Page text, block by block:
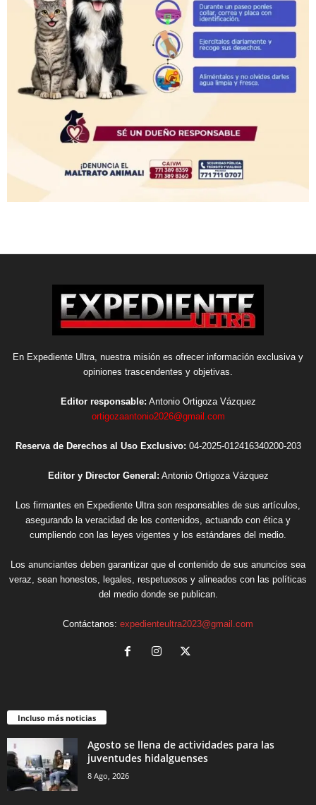
En Expediente Ultra, nuestra misión es ofrecer información exclusiva y
opiniones trascendentes y objetivas.
Editor responsable: Antonio Ortigoza Vázquez
ortigozaantonio2026@gmail.com
Reserva de Derechos al Uso Exclusivo: 04-2025-012416340200-203
Editor y Director General: Antonio Ortigoza Vázquez
Los firmantes en Expediente Ultra son responsables de sus artículos,
asegurando la veracidad de los contenidos, actuando con ética y
cumpliendo con las leyes vigentes y los estándares del medio.
Los anunciantes deben garantizar que el contenido de sus anuncios sea
veraz, sean honestos, legales, respetuosos y alineados con las políticas
del medio donde se publican.
Contáctanos: expedienteultra2023@gmail.com
Incluso más noticias
Agosto se llena de actividades para las
juventudes hidalguenses
8 Ago, 2026